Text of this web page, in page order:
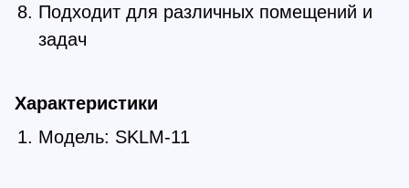
Подходит для различных помещений и
задач
Характеристики
Модель: SKLM-11